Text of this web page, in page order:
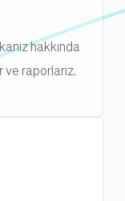
hakkında
raporlarız.